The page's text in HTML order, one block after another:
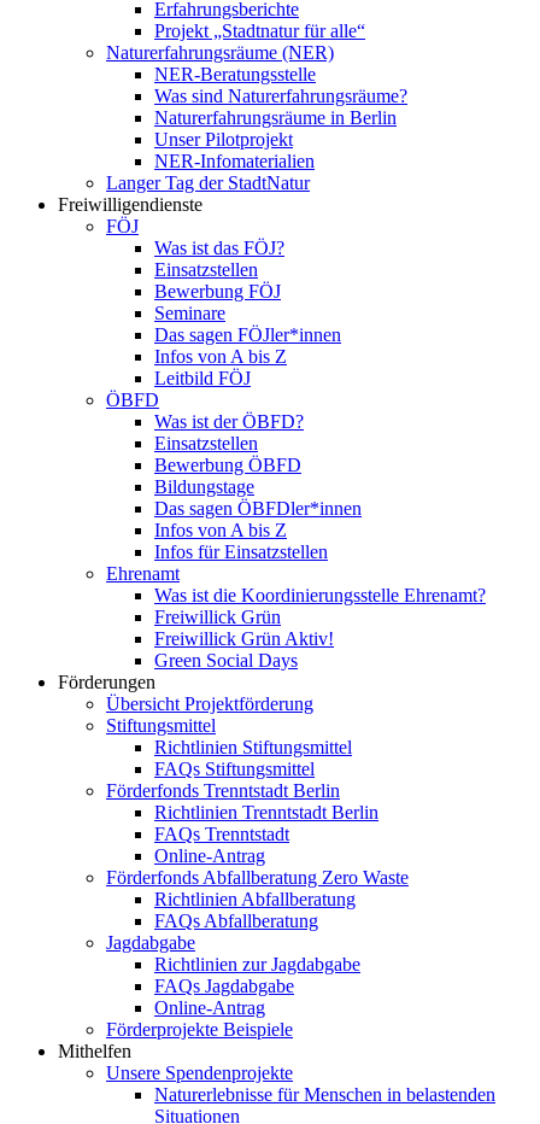
Erfahrungsberichte
Projekt „Stadtnatur für alle“
Naturerfahrungsräume (NER)
NER-Beratungsstelle
Was sind Naturerfahrungsräume?
Naturerfahrungsräume in Berlin
Unser Pilotprojekt
NER-Infomaterialien
Langer Tag der StadtNatur
Freiwilligendienste
FÖJ
Was ist das FÖJ?
Einsatzstellen
Bewerbung FÖJ
Seminare
Das sagen FÖJler*innen
Infos von A bis Z
Leitbild FÖJ
ÖBFD
Was ist der ÖBFD?
Einsatzstellen
Bewerbung ÖBFD
Bildungstage
Das sagen ÖBFDler*innen
Infos von A bis Z
Infos für Einsatzstellen
Ehrenamt
Was ist die Koordinierungsstelle Ehrenamt?
Freiwillick Grün
Freiwillick Grün Aktiv!
Green Social Days
Förderungen
Übersicht Projektförderung
Stiftungsmittel
Richtlinien Stiftungsmittel
FAQs Stiftungsmittel
Förderfonds Trenntstadt Berlin
Richtlinien Trenntstadt Berlin
FAQs Trenntstadt
Online-Antrag
Förderfonds Abfallberatung Zero Waste
Richtlinien Abfallberatung
FAQs Abfallberatung
Jagdabgabe
Richtlinien zur Jagdabgabe
FAQs Jagdabgabe
Online-Antrag
Förderprojekte Beispiele
Mithelfen
Unsere Spendenprojekte
Naturerlebnisse für Menschen in belastenden
Situationen